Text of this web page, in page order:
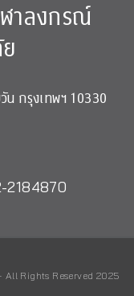
าลงกรณ์
น กรุงเทพฯ 10330
2184870
Rights Reserved 2025